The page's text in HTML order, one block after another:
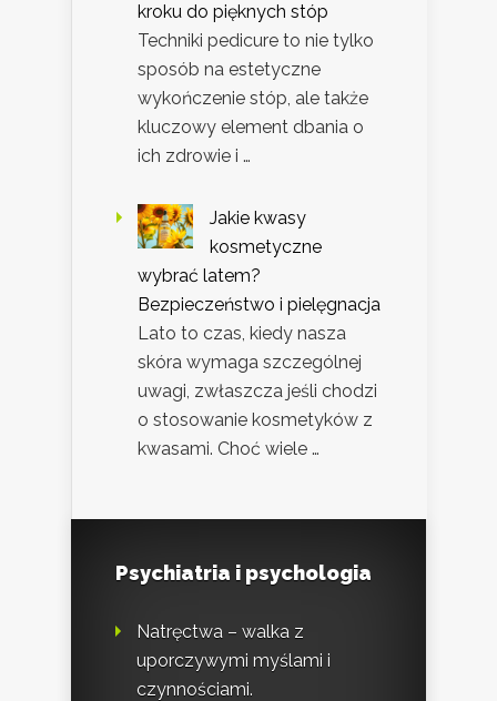
kroku do pięknych stóp
Techniki pedicure to nie tylko
sposób na estetyczne
wykończenie stóp, ale także
kluczowy element dbania o
ich zdrowie i …
Jakie kwasy
kosmetyczne
wybrać latem?
Bezpieczeństwo i pielęgnacja
Lato to czas, kiedy nasza
skóra wymaga szczególnej
uwagi, zwłaszcza jeśli chodzi
o stosowanie kosmetyków z
kwasami. Choć wiele …
Psychiatria i psychologia
Natręctwa – walka z
uporczywymi myślami i
czynnościami.